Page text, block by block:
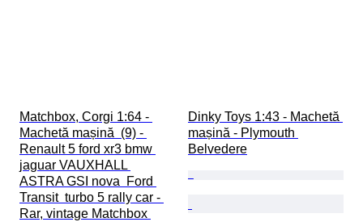
Matchbox, Corgi 1:64 -
Machetă mașină  (9) -
Renault 5 ford xr3 bmw
jaguar VAUXHALL
ASTRA GSI nova  Ford
Transit  turbo 5 rally car -
Rar, vintage Matchbox
Dinky Toys 1:43 - Machetă
mașină - Plymouth
Belvedere